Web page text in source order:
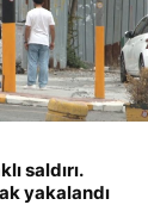
saldırı.
yakalandı